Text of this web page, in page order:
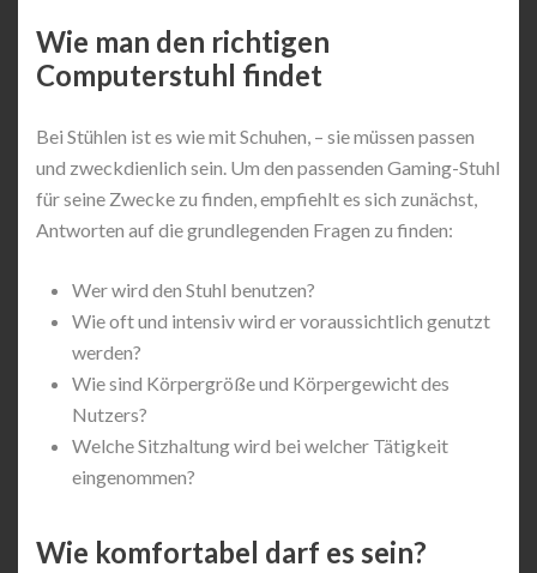
Wie man den richtigen
Computerstuhl findet
Bei Stühlen ist es wie mit Schuhen, – sie müssen passen
und zweckdienlich sein. Um den passenden Gaming-Stuhl
für seine Zwecke zu finden, empfiehlt es sich zunächst,
Antworten auf die grundlegenden Fragen zu finden:
Wer wird den Stuhl benutzen?
Wie oft und intensiv wird er voraussichtlich genutzt
werden?
Wie sind Körpergröße und Körpergewicht des
Nutzers?
Welche Sitzhaltung wird bei welcher Tätigkeit
eingenommen?
Wie komfortabel darf es sein?